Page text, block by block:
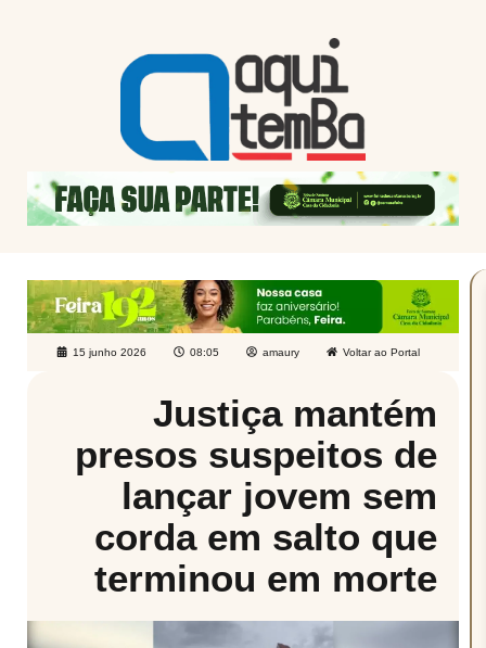
15 junho 2026 08:05 amaury Voltar ao Portal
Justiça mantém
presos suspeitos de
lançar jovem sem
corda em salto que
terminou em morte